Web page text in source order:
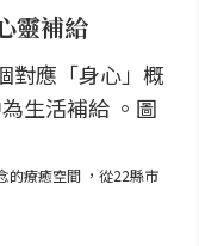
靈補給
的療癒空間 ，從22縣市